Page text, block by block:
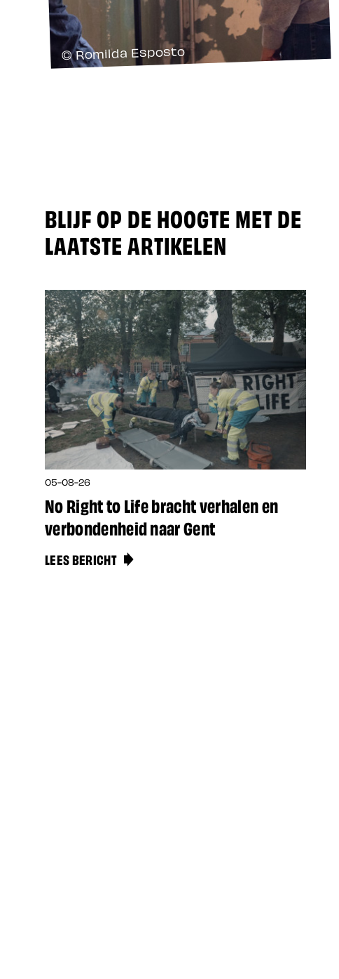
© Romilda Esposto
BLIJF OP DE HOOGTE MET DE
LAATSTE ARTIKELEN
05-08-26
No Right to Life bracht verhalen en
verbondenheid naar Gent
LEES BERICHT